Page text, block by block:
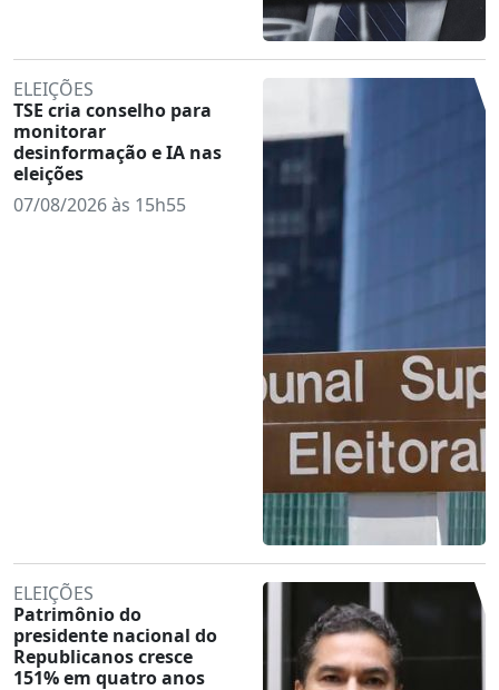
ELEIÇÕES
TSE cria conselho para
monitorar
desinformação e IA nas
eleições
07/08/2026 às 15h55
ELEIÇÕES
Patrimônio do
presidente nacional do
Republicanos cresce
151% em quatro anos